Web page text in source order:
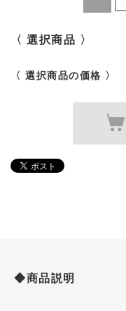
〈 選択商品 〉
〈 選択商品の価格 〉
◆商品説明